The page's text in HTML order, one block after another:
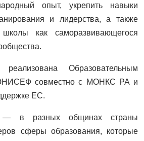
опыт, укрепить навыки
и лидерства, а также
школы как саморазвивающегося
Образовательным
совместно с МОНКС РА и
ЕС.
— в разных общинах страны
сферы образования, которые